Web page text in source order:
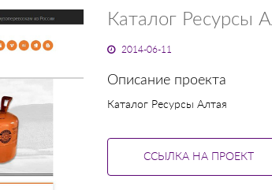
Каталог Ресурсы
2014-06-11
Описание проекта
Каталог Ресурсы Алтая
ССЫЛКА НА ПРОЕКТ